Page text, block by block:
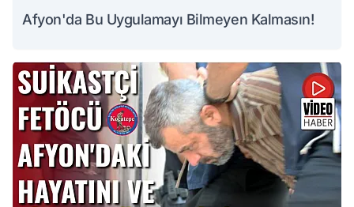
Afyon'da Bu Uygulamayı Bilmeyen Kalmasın!